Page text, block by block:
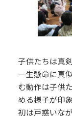
子供たちは真
一生懸命に真
む動作は子供
める様子が印
初は戸惑いな